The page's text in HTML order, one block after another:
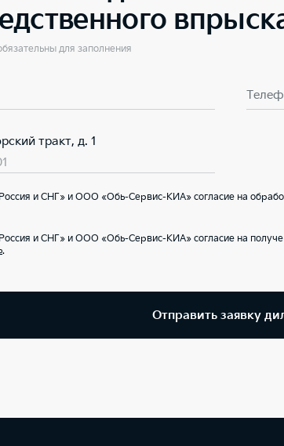
для заполнения
тракт, д. 1
и СНГ» и ООО «Обь-Сервис-КИА» согласие на
и СНГ» и ООО «Обь-Сервис-КИА» согласие на
.
Отправить заявку